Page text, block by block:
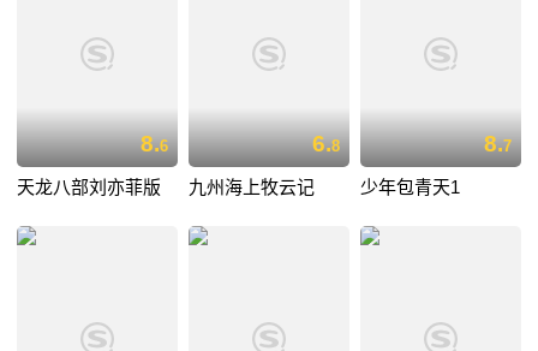
8.6
天龙八部刘亦菲版
6.8
九州海上牧云记
8.7
少年包青天1